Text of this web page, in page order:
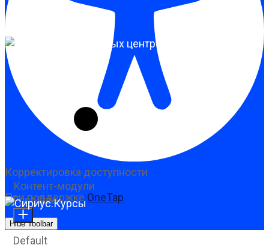
Корректировка доступности
При поддержке OneTap
Hide Toolbar
Контент-модули
Font Size
Default